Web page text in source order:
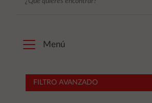
Menú
FILTRO AVANZADO